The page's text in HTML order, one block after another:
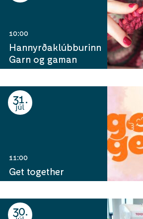
10:00
Hannyrðaklúbburinn
Garn og gaman
31
júl
11:00
Get together
30